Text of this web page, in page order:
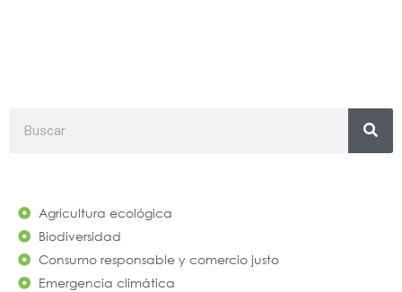
Agricultura ecológica
Biodiversidad
Consumo responsable y comercio justo
Emergencia climática